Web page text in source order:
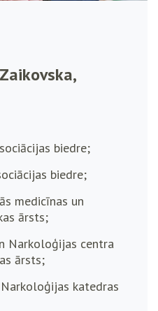
biedre;
biedre;
medicīnas un
ārsts;
Narkoloģijas centra
ārsts;
katedras